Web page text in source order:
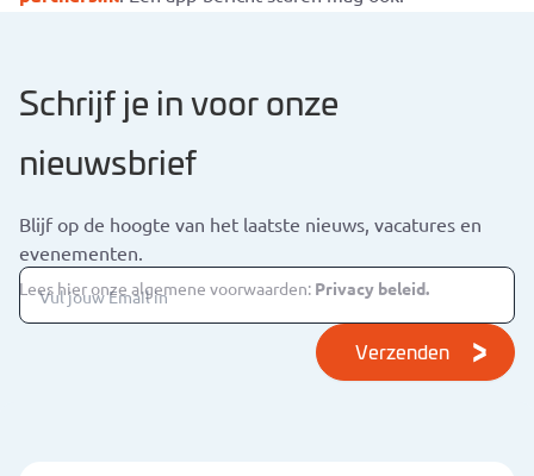
Schrijf je in voor onze
nieuwsbrief
Blijf op de hoogte van het laatste nieuws, vacatures en
evenementen.
Verzenden
Lees hier onze algemene voorwaarden: Privacy beleid.